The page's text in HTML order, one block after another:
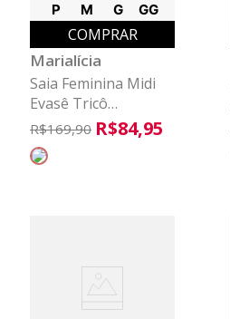
P M G GG
COMPRAR
Marialícia
Saia Feminina Midi
Evasê Tricô
Marialícia Cinza
R$169,90 R$84,95